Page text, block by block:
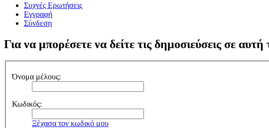
Συχνές Ερωτήσεις
Εγγραφή
Σύνδεση
Για να μπορέσετε να δείτε τις δημοσιεύσεις σε
Όνομα μέλους:
Κωδικός:
Ξέχασα τον κωδικό μου